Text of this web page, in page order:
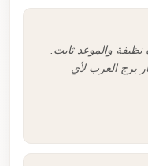
والموعد ثابت.
برج العرب لأي